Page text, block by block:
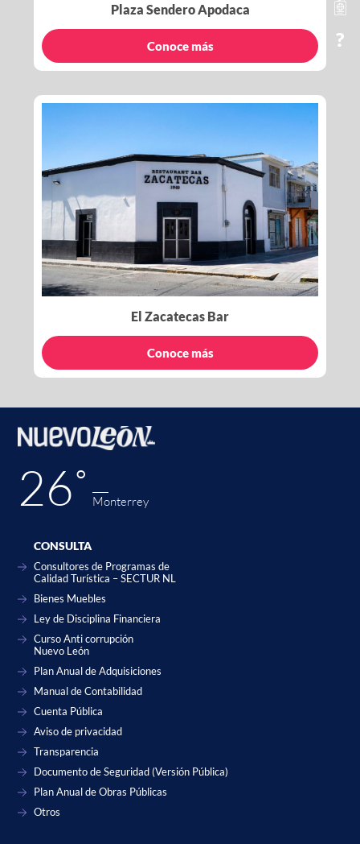
Plaza Sendero Apodaca
Conoce más
El Zacatecas Bar
Conoce más
26˚ Monterrey
CONSULTA
Consultores de Programas de
Calidad Turística – SECTUR NL
Bienes Muebles
Ley de Disciplina Financiera
Curso Anti corrupción
Nuevo León
Plan Anual de Adquisiciones
Manual de Contabilidad
Cuenta Pública
Aviso de privacidad
Transparencia
Documento de Seguridad (Versión Pública)
Plan Anual de Obras Públicas
Otros